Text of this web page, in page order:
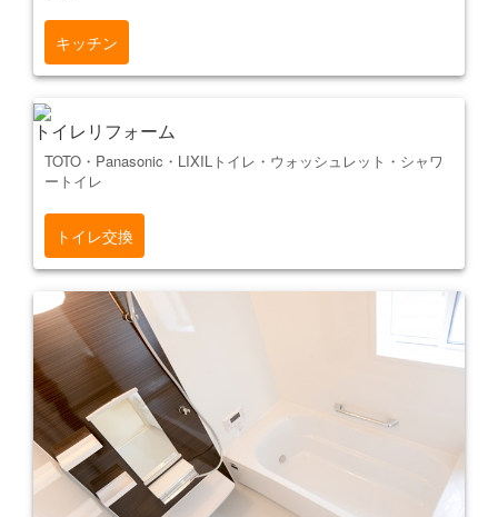
キッチン
トイレリフォーム
TOTO・Panasonic・LIXILトイレ・ウォッシュレット・シャワ
ートイレ
トイレ交換